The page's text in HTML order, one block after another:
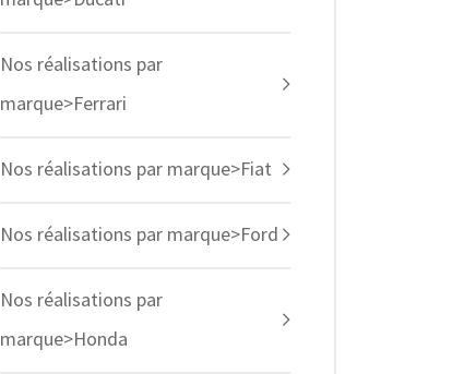
Nos réalisations par
marque>Ferrari
Nos réalisations par marque>Fiat
Nos réalisations par marque>Ford
Nos réalisations par
marque>Honda